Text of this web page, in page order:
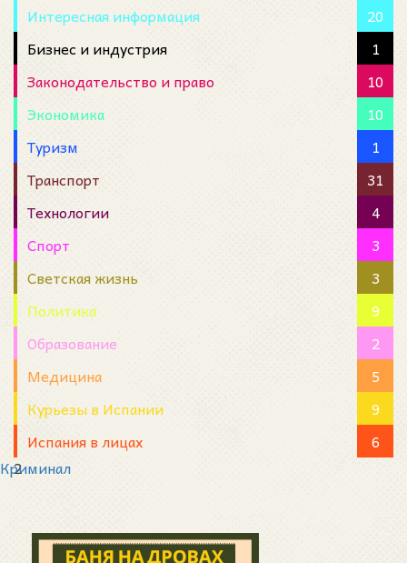
Интересная информация
20
Бизнес и индустрия
1
Законодательство и право
10
Экономика
10
Туризм
1
Транспорт
31
Технологии
4
Спорт
3
Светская жизнь
3
Политика
9
Образование
2
Медицина
5
Курьезы в Испании
9
Испания в лицах
6
Криминал
2